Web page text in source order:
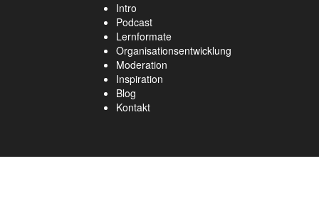
Intro
Podcast
Lernformate
Organisationsentwicklung
Moderation
Inspiration
Blog
Kontakt